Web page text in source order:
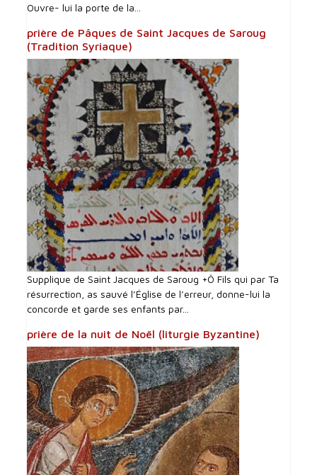
Ouvre- lui la porte de la...
prière de Pâques de Saint Jacques de Saroug
(Tradition Syriaque)
Supplique de Saint Jacques de Saroug +Ô Fils qui par Ta
résurrection, as sauvé l’Église de l’erreur, donne-lui la
concorde et garde ses enfants par...
prière de la nuit de Noël (liturgie Byzantine)